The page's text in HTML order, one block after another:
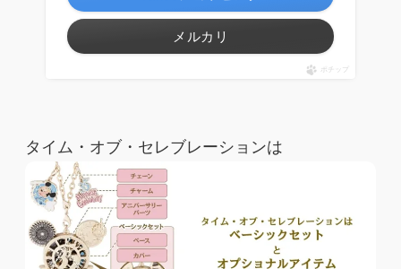
メルカリ
ポチップ
タイム・オブ・セレブレーションは